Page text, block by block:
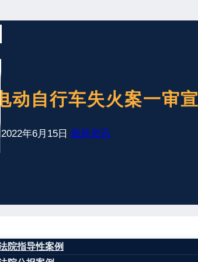
院指导性案例
动自行车失火案一审
2022年6月15日 最新资讯
，北京市通州区人民法院依法公开宣判被